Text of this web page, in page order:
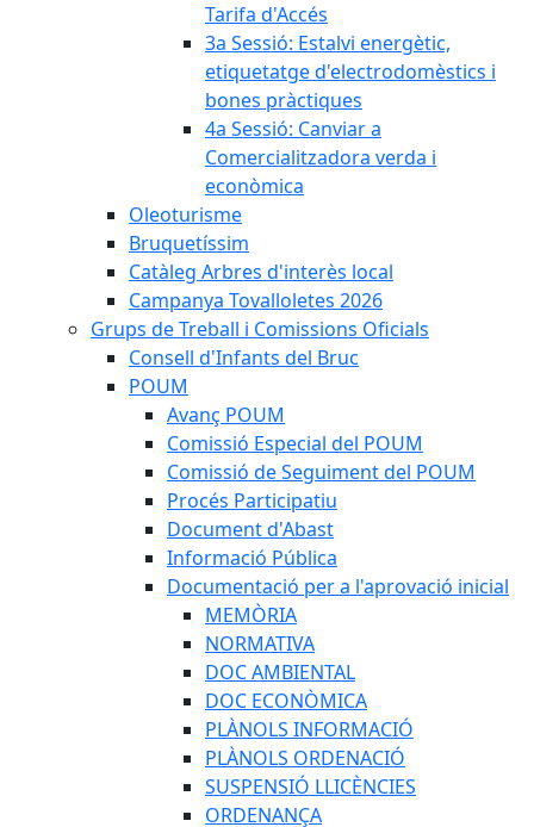
Tarifa d'Accés
3a Sessió: Estalvi energètic,
etiquetatge d'electrodomèstics i
bones pràctiques
4a Sessió: Canviar a
Comercialitzadora verda i
econòmica
Oleoturisme
Bruquetíssim
Catàleg Arbres d'interès local
Campanya Tovalloletes 2026
Grups de Treball i Comissions Oficials
Consell d'Infants del Bruc
POUM
Avanç POUM
Comissió Especial del POUM
Comissió de Seguiment del POUM
Procés Participatiu
Document d'Abast
Informació Pública
Documentació per a l'aprovació inicial
MEMÒRIA
NORMATIVA
DOC AMBIENTAL
DOC ECONÒMICA
PLÀNOLS INFORMACIÓ
PLÀNOLS ORDENACIÓ
SUSPENSIÓ LLICÈNCIES
ORDENANÇA